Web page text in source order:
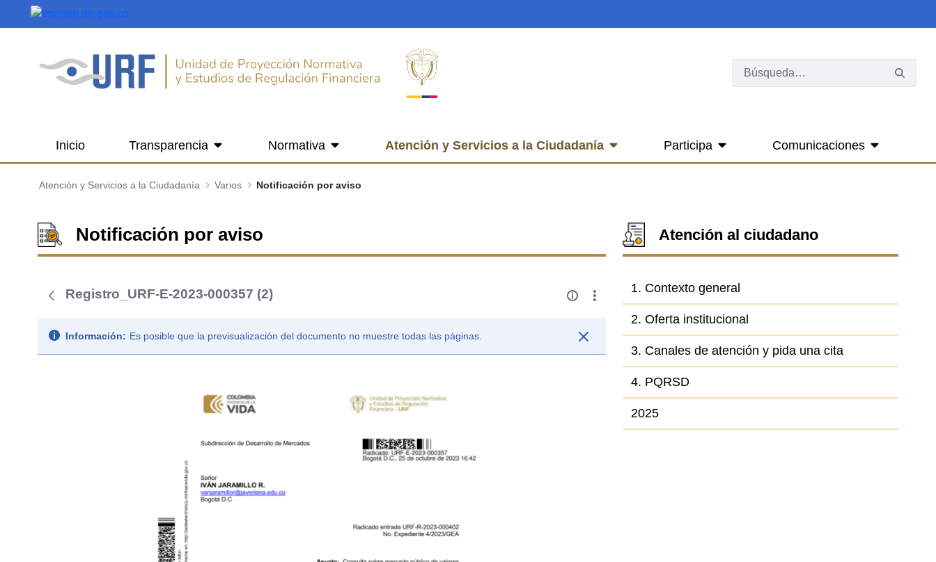
Saltar al contenido principal
Inicio Transparencia Normativa Atención y Servicios a la Ciudadanía Participa Comunicaciones
Atención y Servicios a la Ciudadanía Varios Notificación por aviso
Notificación por aviso
Registro_URF-E-2023-000357 (2)
Información: Es posible que la previsualización del documento no muestre todas las páginas.
Atención al ciudadano
1. Contexto general
2. Oferta institucional
3. Canales de atención y pida una cita
4. PQRSD
2025